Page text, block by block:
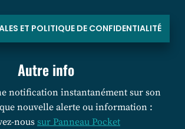
ET POLITIQUE DE CONFIDENTIALITÉ
Autre info
notification instantanément sur son
nouvelle alerte ou information :
nous sur Panneau Pocket